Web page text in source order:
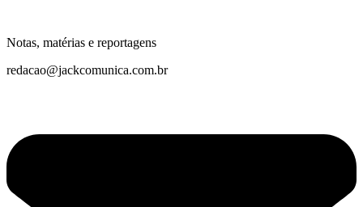
Notas, matérias e reportagens
redacao@jackcomunica.com.br